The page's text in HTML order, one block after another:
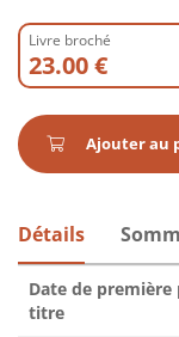
Livre broché
23.00 €
Ajouter au
Détails
Date de
titre